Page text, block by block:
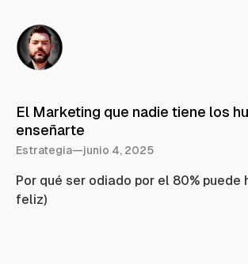
El Marketing que nadie tiene los
enseñarte
Estrategia—junio 4, 2025
Por qué ser odiado por el 80% puede
feliz)